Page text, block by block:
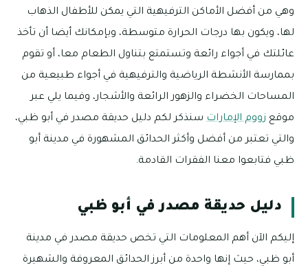
وهي من أفضل الأماكن الترفيهية التي يمكن للأطفال الذهاب
لها، ويكون بها درجات الحرارة متوسطة، وبإمكانك أيضا أن تأخذ
عائلتك في أجواء رائعة وتستمتع بتناول الطعام معا، أو تقوم
بممارسة الأنشطة الرياضية والترفيهية في أجواء طبيعية من
المساحات الخضراء والزهور الرائعة والأشجار، وفيما يلي عبر
موقع زووم الإمارات سنذكر لكم دليل حديقة مصدر في أبو ظبي،
والتي تعتبر من أفضل وأكثر الحدائق المشهورة في مدينة أبو
ظبي فتابعوا معنا الفقرات القادمة.
دليل حديقة مصدر في أبو ظبي
إليكم الآن أهم المعلومات التي تخص حديقة مصدر في مدينة
أبو ظبي، حيث إنها واحدة من أبرز الحدائق المعروفة والشهيرة